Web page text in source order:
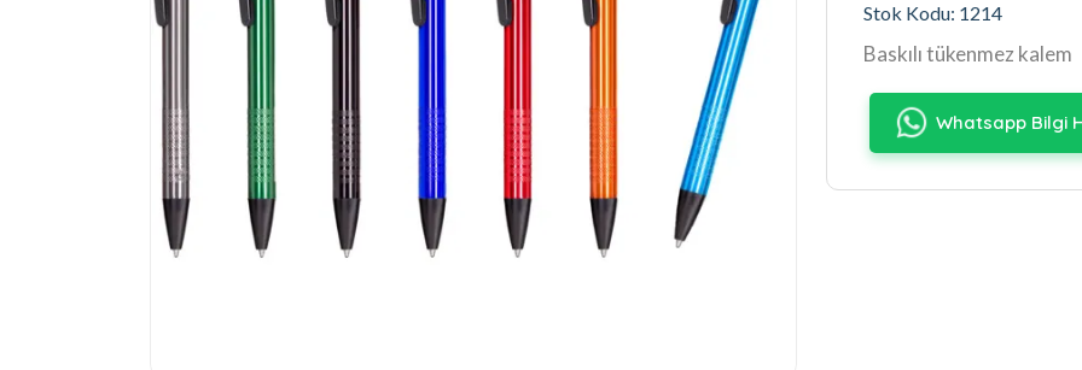
Stok Kodu: 1214
Baskılı tükenmez kalem
Whatsapp Bilgi